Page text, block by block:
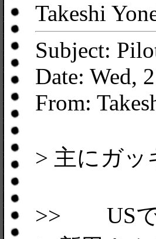
Takeshi
Subject:
Date: Wed,
From:
> 主にガッ
>> USで